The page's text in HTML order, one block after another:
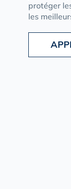
protéger
les